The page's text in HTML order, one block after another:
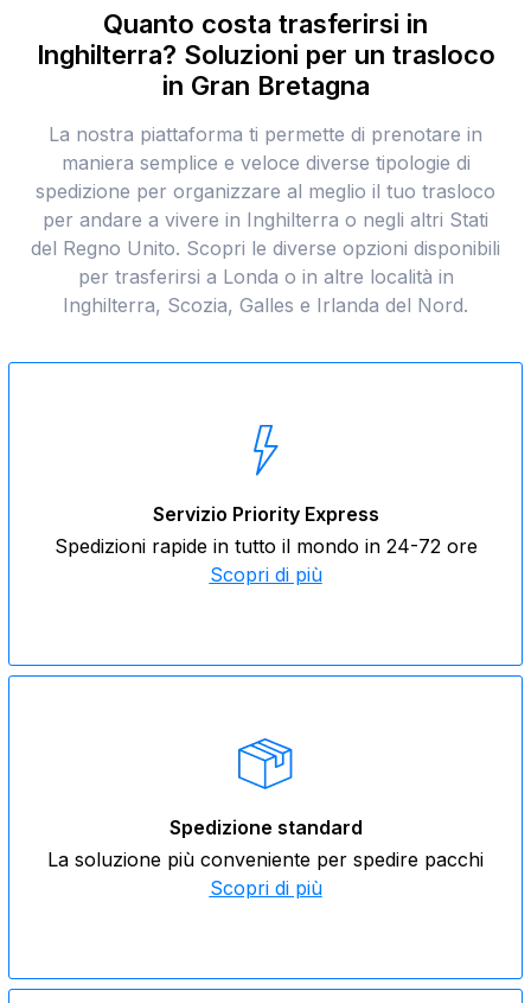
Quanto costa trasferirsi in
Inghilterra? Soluzioni per un trasloco
in Gran Bretagna
La nostra piattaforma ti permette di prenotare in
maniera semplice e veloce diverse tipologie di
spedizione per organizzare al meglio il tuo trasloco
per andare a vivere in Inghilterra o negli altri Stati
del Regno Unito. Scopri le diverse opzioni disponibili
per trasferirsi a Londa o in altre località in
Inghilterra, Scozia, Galles e Irlanda del Nord.
Servizio Priority Express
Spedizioni rapide in tutto il mondo in 24-72 ore
Scopri di più
Spedizione standard
La soluzione più conveniente per spedire pacchi
Scopri di più